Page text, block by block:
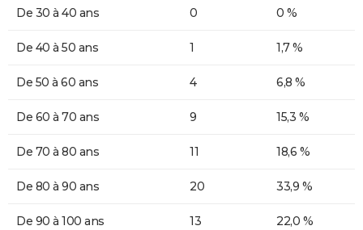
De 30 à 40 ans 0 0 %
De 40 à 50 ans 1 1,7 %
De 50 à 60 ans 4 6,8 %
De 60 à 70 ans 9 15,3 %
De 70 à 80 ans 11 18,6 %
De 80 à 90 ans 20 33,9 %
De 90 à 100 ans 13 22,0 %